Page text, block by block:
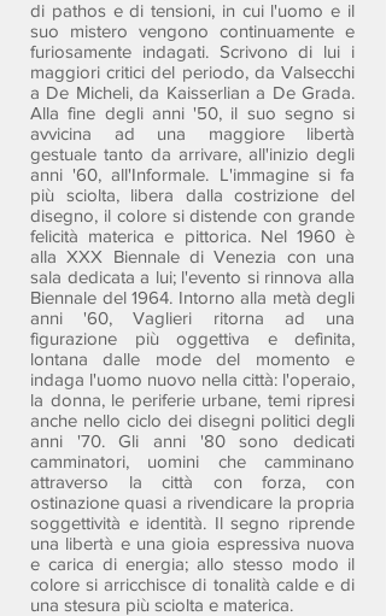
di pathos e di tensioni, in cui l'uomo e il
suo mistero vengono continuamente e
furiosamente indagati. Scrivono di lui i
maggiori critici del periodo, da Valsecchi
a De Micheli, da Kaisserlian a De Grada.
Alla fine degli anni '50, il suo segno si
avvicina ad una maggiore libertà
gestuale tanto da arrivare, all'inizio degli
anni '60, all'Informale. L'immagine si fa
più sciolta, libera dalla costrizione del
disegno, il colore si distende con grande
felicità materica e pittorica. Nel 1960 è
alla XXX Biennale di Venezia con una
sala dedicata a lui; l'evento si rinnova alla
Biennale del 1964. Intorno alla metà degli
anni '60, Vaglieri ritorna ad una
figurazione più oggettiva e definita,
lontana dalle mode del momento e
indaga l'uomo nuovo nella città: l'operaio,
la donna, le periferie urbane, temi ripresi
anche nello ciclo dei disegni politici degli
anni '70. Gli anni '80 sono dedicati
camminatori, uomini che camminano
attraverso la città con forza, con
ostinazione quasi a rivendicare la propria
soggettività e identità. Il segno riprende
una libertà e una gioia espressiva nuova
e carica di energia; allo stesso modo il
colore si arricchisce di tonalità calde e di
una stesura più sciolta e materica.